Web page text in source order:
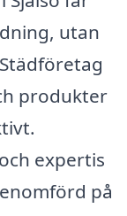
utan
produkter
expertis
på